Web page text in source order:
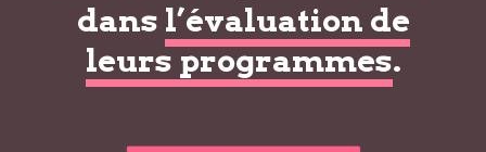
dans l’évaluation de
leurs programmes.